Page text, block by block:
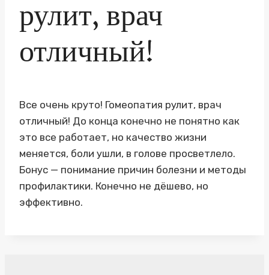
рулит, врач
отличный!
Все очень круто! Гомеопатия рулит, врач
отличный! До конца конечно не понятно как
это все работает, но качество жизни
меняется, боли ушли, в голове просветлело.
Бонус — понимание причин болезни и методы
профилактики. Конечно не дёшево, но
эффективно.